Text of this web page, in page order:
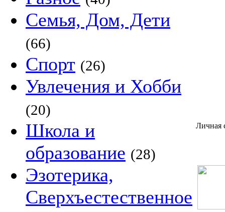
Семья, Дом, Дети
(66)
Спорт (26)
Увлечения и Хобби
(20)
Школа и
образование (28)
Эзотерика,
Сверхъестественное
Личная